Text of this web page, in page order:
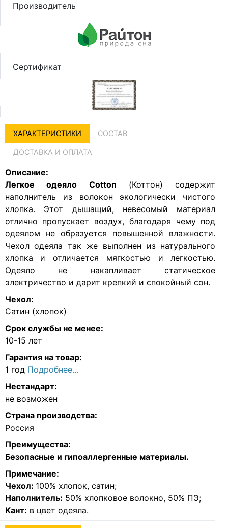
Производитель
Сертификат
ХАРАКТЕРИСТИКИ СОСТАВ
ДОСТАВКА И ОПЛАТА
Описание:
Легкое одеяло Cotton (Коттон) содержит
наполнитель из волокон экологически чистого
хлопка. Этот дышащий, невесомый материал
отлично пропускает воздух, благодаря чему под
одеялом не образуется повышенной влажности.
Чехол одеяла так же выполнен из натурального
хлопка и отличается мягкостью и легкостью.
Одеяло не накапливает статическое
электричество и дарит крепкий и спокойный сон.
Чехол:
Сатин (хлопок)
Срок службы не менее:
10-15 лет
Гарантия на товар:
1 год Подробнее...
Нестандарт:
не возможен
Страна производства:
Россия
Преимущества:
Безопасные и гипоаллергенные материалы.
Примечание:
Чехол: 100% хлопок, сатин;
Наполнитель: 50% хлопковое волокно, 50% ПЭ;
Кант: в цвет одеяла.